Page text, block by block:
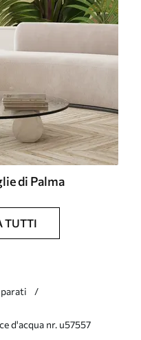
di Palma
TUTTI
d'acqua nr. u57557